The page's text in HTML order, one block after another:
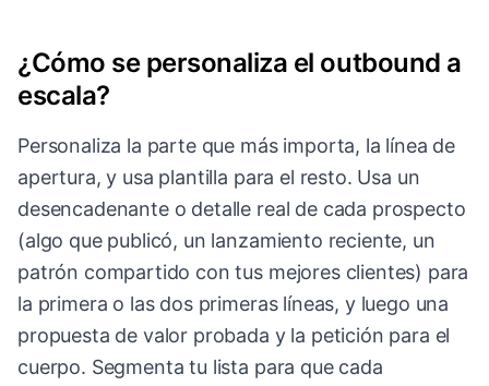
¿Cómo se personaliza el outbound a
escala?
Personaliza la parte que más importa, la línea de
apertura, y usa plantilla para el resto. Usa un
desencadenante o detalle real de cada prospecto
(algo que publicó, un lanzamiento reciente, un
patrón compartido con tus mejores clientes) para
la primera o las dos primeras líneas, y luego una
propuesta de valor probada y la petición para el
cuerpo. Segmenta tu lista para que cada